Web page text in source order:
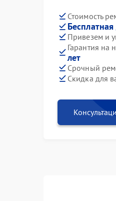
Стоимость
Привезем и
Гарантия на
лет
Срочный
Скидка для